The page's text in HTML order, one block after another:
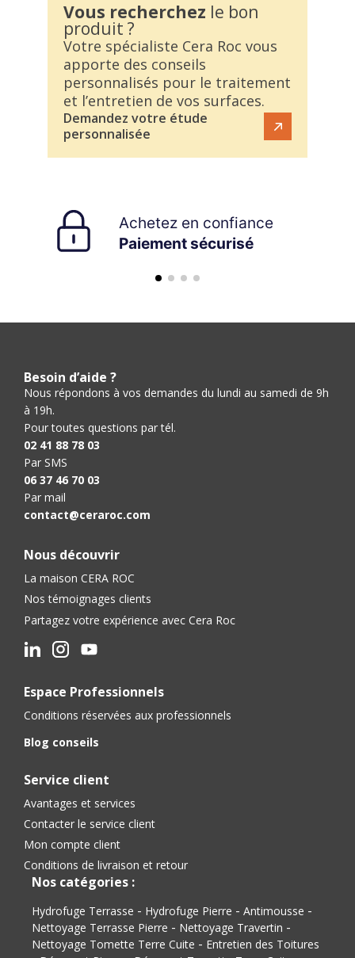
Vous recherchez le bon
produit ?
Votre spécialiste Cera Roc vous
apporte des conseils
personnalisés pour le traitement
et l’entretien de vos surfaces.
Demandez votre étude
personnalisée
Besoin d’aide ?
Nous répondons à vos demandes du lundi au samedi de 9h
à 19h.
Pour toutes questions par tél.
02 41 88 78 03
Par SMS
06 37 46 70 03
Par mail
contact@ceraroc.com
Nous découvrir
La maison CERA ROC
Nos témoignages clients
Partagez votre expérience avec Cera Roc
Espace Professionnels
Conditions réservées aux professionnels
Blog conseils
Service client
Avantages et services
Contacter le service client
Mon compte client
Conditions de livraison et retour
Nos catégories :
Hydrofuge Terrasse - Hydrofuge Pierre - Antimousse -
Nettoyage Terrasse Pierre - Nettoyage Travertin -
Nettoyage Tomette Terre Cuite - Entretien des Toitures